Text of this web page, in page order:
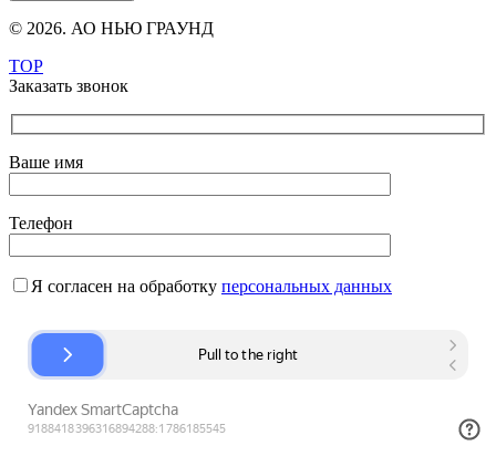
© 2026. АО НЬЮ ГРАУНД
TOP
Заказать звонок
Ваше имя
Телефон
Я согласен на обработку персональных данных